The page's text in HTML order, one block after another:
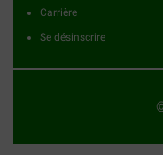
Carrière
Se désinscrire